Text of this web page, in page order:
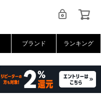
ブランド ランキング